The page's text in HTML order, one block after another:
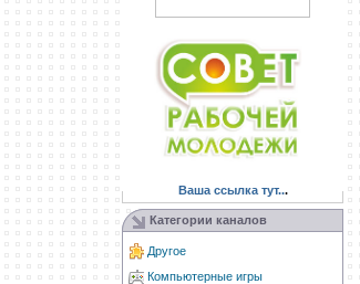
Ваша ссылка тут...
Категории каналов
Другое
Компьютерные игры